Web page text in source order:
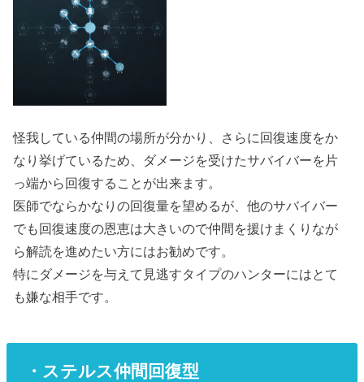
怪我している仲間の場所が分かり、さらに回復速度をか
なり挙げているため、ダメージを受けたサバイバーを片
っ端から回復することが出来ます。
医師でならかなりの回復量を望めるが、他のサバイバー
でも回復速度の恩恵は大きいので仲間を援けまくりなが
ら解読を進めたい方にはお勧めです。
特にダメージを与えて見逃すタイプのハンターにはとて
も嫌な相手です。
・ステルス仲間回復型